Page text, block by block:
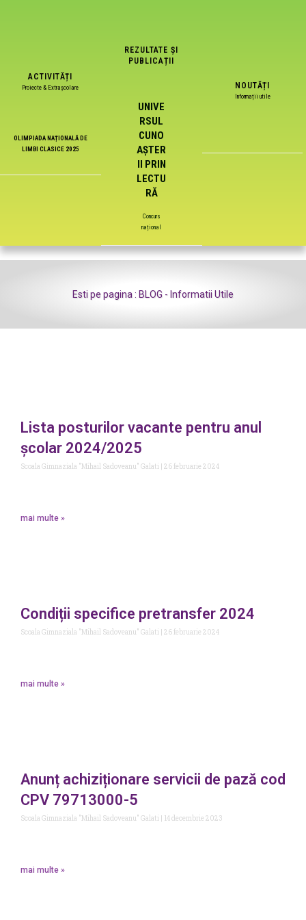
ACTIVITĂȚI
Proiecte & Extrașcolare
OLIMPIADA NAȚIONALĂ DE
LIMBI CLASICE 2025
REZULTATE ȘI
PUBLICAȚII
UNIVE
RSUL
CUNO
AȘTER
II PRIN
LECTU
RĂ
Concurs
național
NOUTĂȚI
Informații utile
Esti pe pagina : BLOG - Informatii Utile
Lista posturilor vacante pentru anul
școlar 2024/2025
Scoala Gimnaziala "Mihail Sadoveanu" Galati 26 februarie 2024
mai multe »
Condiții specifice pretransfer 2024
Scoala Gimnaziala "Mihail Sadoveanu" Galati 26 februarie 2024
mai multe »
Anunț achiziționare servicii de pază cod
CPV 79713000-5
Scoala Gimnaziala "Mihail Sadoveanu" Galati 14 decembrie 2023
mai multe »